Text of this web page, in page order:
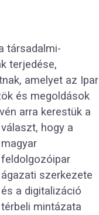
társadalmi-
terjedése,
amelyet az Ipar
és megoldások
arra kerestük a
választ, hogy a
magyar
feldolgozóipar
ágazati szerkezete
és a digitalizáció
térbeli mintázata